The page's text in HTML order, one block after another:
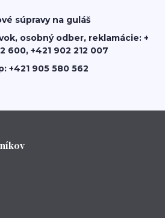
súpravy na guláš
osobný odber, reklamácie: +
600, +421 902 212 007
+421 905 580 562